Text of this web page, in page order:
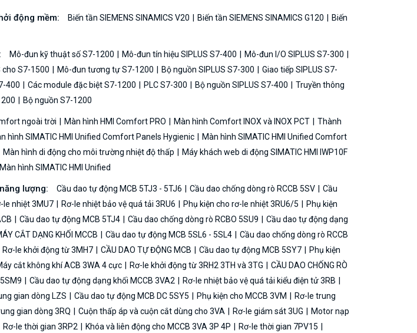
động mềm: Biến tần SIEMENS SINAMICS V20 Biến tần SIEMENS SINAMICS G120
Biến
Mô-đun kỹ thuật số S7-1200 Mô-đun tín hiệu SIPLUS S7-400
Mô-đun I/O SIPLUS S7-300
cho S7-1500 Mô-đun tương tự S7-1200 Bộ nguồn SIPLUS S7-300
Giao tiếp SIPLUS S7-
400 Các module đặc biệt S7-1200 PLC S7-300 Bộ nguồn SIPLUS S7-400
Truyền thông
Bộ nguồn S7-1200
ngoài trời Màn hình HMI Comfort PRO Màn hình Comfort INOX và INOX PCT
Thành
hình SIMATIC HMI Unified Comfort Panels Hygienic
Màn hình SIMATIC HMI Unified Comfort
Màn hình di động cho môi trường nhiệt độ thấp
Máy khách web di động SIMATIC HMI IWP10F
Màn hình SIMATIC HMI Unified
lượng: Cầu dao tự động MCB 5TJ3 - 5TJ6 Cầu dao chống dòng rò RCCB 5SV
Cầu
le nhiệt 3MU7 Rơ-le nhiệt bảo vệ quá tải 3RU6 Phụ kiện cho rơ-le nhiệt 3RU6/5
Phụ kiện
Cầu dao tự động MCB 5TJ4 Cầu dao chống dòng rò RCBO 5SU9
Cầu dao tự động dạng
CẮT DẠNG KHỐI MCCB Cầu dao tự động MCB 5SL6 - 5SL4
Cầu dao chống dòng rò RCCB
Rơ-le khởi động từ 3MH7 CẦU DAO TỰ ĐỘNG MCB Cầu dao tự động MCB 5SY7
Phụ kiện
cắt không khí ACB 3WA 4 cực Rơ-le khởi động từ 3RH2 3TH và 3TG
CẦU DAO CHỐNG RÒ
Cầu dao tự động dạng khối MCCB 3VA2
Rơ-le nhiệt bảo vệ quá tải kiểu điện tử 3RB
gian dòng LZS Cầu dao tự động MCB DC 5SY5 Phụ kiện cho MCCB 3VM
Rơ-le trung
gian dòng 3RQ Cuộn thấp áp và cuộn cắt dùng cho 3VA Rơ-le giám sát 3UG
Motor nạp
Rơ-le thời gian 3RP2 Khóa và liên động cho MCCB 3VA 3P 4P Rơ-le thời gian 7PV15